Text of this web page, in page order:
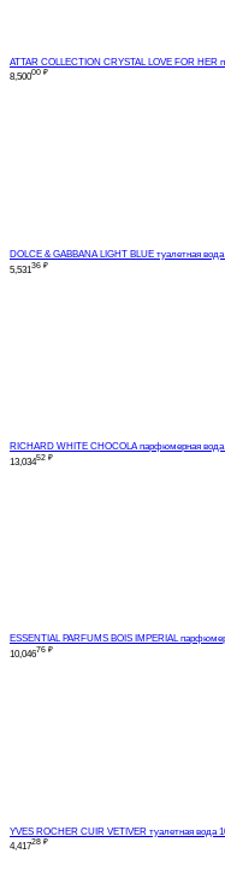
ATTAR COLLECTION CRYSTAL LOVE FOR
8,50000 ₽
DOLCE & GABBANA LIGHT BLUE туалетная
5,53136 ₽
RICHARD WHITE CHOCOLA парфюмерная вода
13,03452 ₽
ESSENTIAL PARFUMS BOIS IMPERIAL
10,04676 ₽
YVES ROCHER CUIR VETIVER туалетная вода
4,41728 ₽